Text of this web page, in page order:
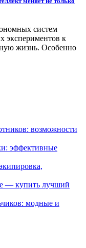
систем
экспериментов к
жизнь. Особенно
возможности
эффективные
— купить лучший
модные и